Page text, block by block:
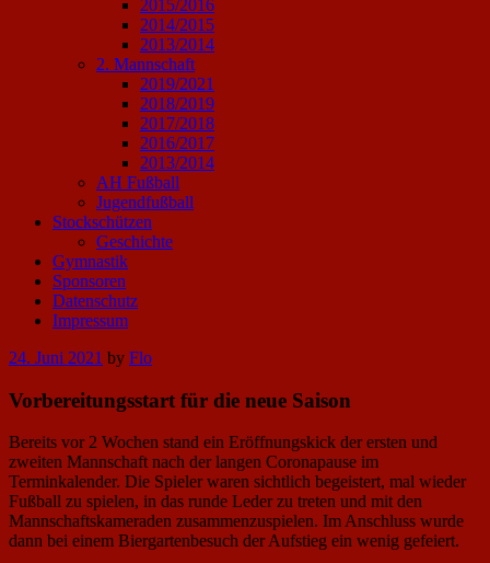
2015/2016
2014/2015
2013/2014
2. Mannschaft
2019/2021
2018/2019
2017/2018
2016/2017
2013/2014
AH Fußball
Jugendfußball
Stockschützen
Geschichte
Gymnastik
Sponsoren
Datenschutz
Impressum
Posted
24. Juni 2021 by Flo
Vorbereitungsstart für die neue Saison
Bereits vor 2 Wochen stand ein Eröffnungskick der ersten und
zweiten Mannschaft nach der langen Coronapause im
Terminkalender. Die Spieler waren sichtlich begeistert, mal wieder
Fußball zu spielen, in das runde Leder zu treten und mit den
Mannschaftskameraden zusammenzuspielen. Im Anschluss wurde
dann bei einem Biergartenbesuch der Aufstieg ein wenig gefeiert.